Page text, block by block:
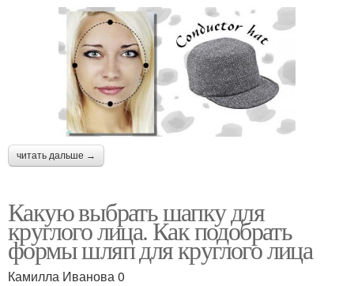
читать дальше →
Какую выбрать шапку для
круглого лица. Как подобрать
формы шляп для круглого лица
Камилла Иванова 0